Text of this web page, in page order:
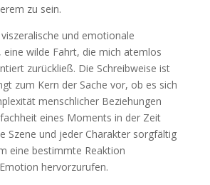
zu sein.
und emotionale
eine wilde Fahrt, die mich atemlos
zurückließ. Die Schreibweise ist
zum Kern der Sache vor, ob es sich
menschlicher Beziehungen
eines Moments in der Zeit
Szene und jeder Charakter sorgfältig
eine bestimmte Reaktion
hervorzurufen.